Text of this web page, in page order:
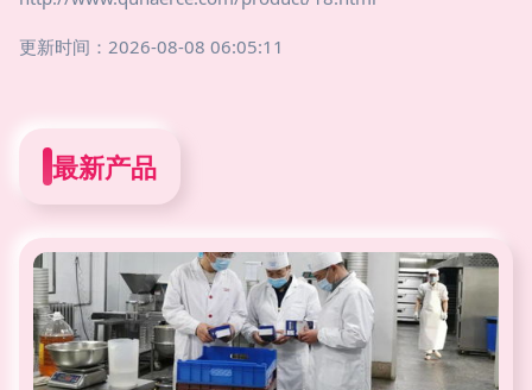
更新时间：2026-08-08 06:05:11
最新产品